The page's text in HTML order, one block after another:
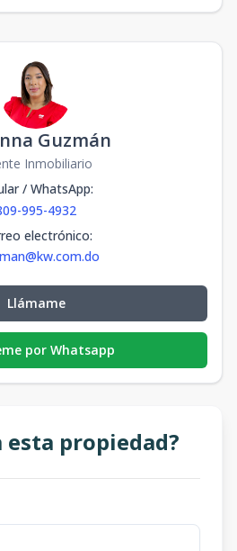
Guzmán
Inmobiliario
/ WhatsApp:
995-4932
electrónico:
Llámame
por Whatsapp
esta propiedad?